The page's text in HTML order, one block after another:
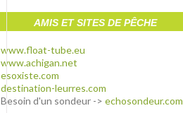
AMIS ET SITES DE PÊCHE
www.float-tube.eu
www.achigan.net
esoxiste.com
destination-leurres.com
Besoin d'un sondeur ->echosondeur.com